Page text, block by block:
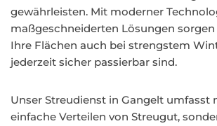
gewährleisten. Mit moderner
maßgeschneiderten Lösungen sorgen
Ihre Flächen auch bei strengstem
jederzeit sicher passierbar sind.
Unser Streudienst in Gangelt umfasst
einfache Verteilen von Streugut,